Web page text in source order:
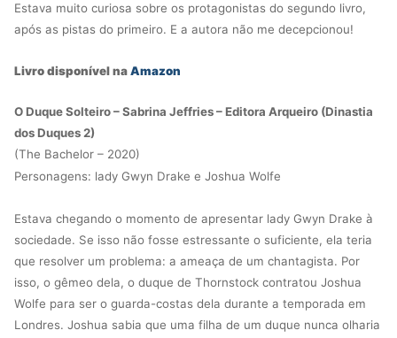
Estava muito curiosa sobre os protagonistas do segundo livro,
após as pistas do primeiro. E a autora não me decepcionou!
Livro disponível naAmazon
O Duque Solteiro – Sabrina Jeffries – Editora Arqueiro (Dinastia
dos Duques 2)
(The Bachelor – 2020)
Personagens: lady Gwyn Drake e Joshua Wolfe
Estava chegando o momento de apresentar lady Gwyn Drake à
sociedade. Se isso não fosse estressante o suficiente, ela teria
que resolver um problema: a ameaça de um chantagista. Por
isso, o gêmeo dela, o duque de Thornstock contratou Joshua
Wolfe para ser o guarda-costas dela durante a temporada em
Londres. Joshua sabia que uma filha de um duque nunca olharia